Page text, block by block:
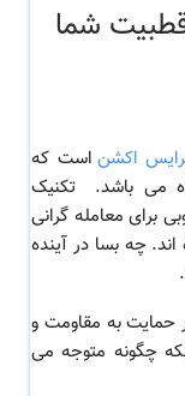
شما
اکشن است که
می باشد.
تکنیک
برای معامله گرانی
چه بسا در آینده
حمایت به مقاومت و
چگونه متوجه می